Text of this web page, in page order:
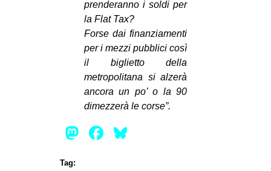
prenderanno i soldi per
la Flat Tax?
Forse dai finanziamenti
per i mezzi pubblici così
il biglietto della
metropolitana si alzerà
ancora un po’ o la 90
dimezzerà le corse”.
Mastodon
Facebook
Tag: